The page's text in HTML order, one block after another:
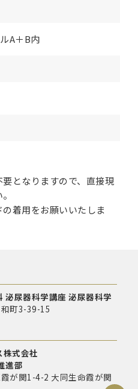
A＋B内
となりますので、直接現
着用をお願いいたしま
泌尿器科学講座 泌尿器科学
町3-39-15
株式会社
進部
が関1-4-2 大同生命霞が関